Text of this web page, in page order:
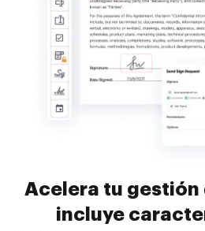
Acelera tu gestión
incluye